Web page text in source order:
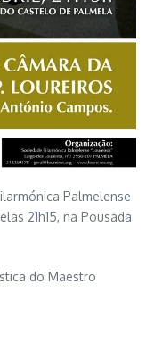
Palmelense
21h15, na Pousada
do Maestro